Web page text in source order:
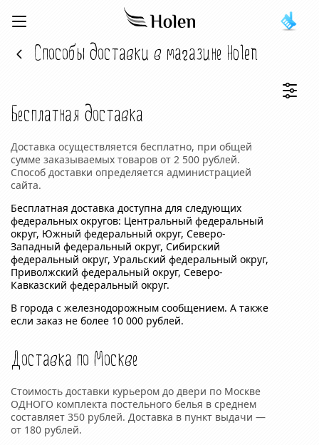
Способы доставки в магазине Holen
Бесплатная доставка
Доставка осуществляется бесплатно, при общей
сумме заказываемых товаров от 2 500 рублей.
Способ доставки определяется администрацией
сайта.
Бесплатная доставка доступна для следующих
федеральных округов: Центральный федеральный
округ, Южный федеральный округ, Северо-
Западный федеральный округ, Сибирский
федеральный округ, Уральский федеральный округ,
Приволжский федеральный округ, Северо-
Кавказский федеральный округ.
В города с железнодорожным сообщением. А также
если заказ не более 10 000 рублей.
Доставка по Москве
Стоимость доставки курьером до двери по Москве
ОДНОГО комплекта постельного белья в среднем
составляет 350 рублей. Доставка в пункт выдачи —
от 180 рублей.